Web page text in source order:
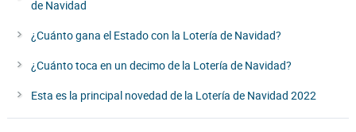
de Navidad
¿Cuánto gana el Estado con la Lotería de Navidad?
¿Cuánto toca en un decimo de la Lotería de Navidad?
Esta es la principal novedad de la Lotería de Navidad 2022